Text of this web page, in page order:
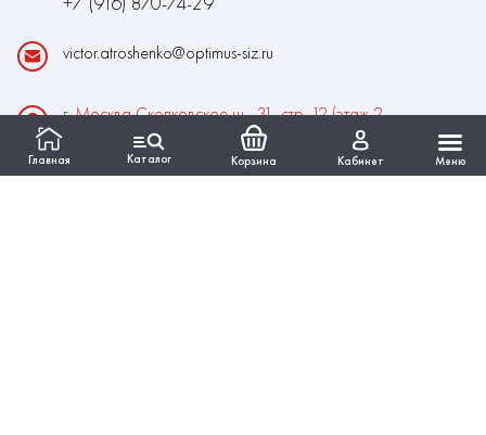
Главная Каталог Корзина Кабинет Меню
victor.atroshenko@optimus-siz.ru
г. Москва Сколковское ш., 31, стр. 12 (этаж 2,
помещение 22)
Время работы: